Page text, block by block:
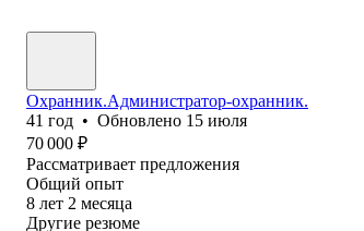
Охранник.Администратор-охранник.
41 год • Обновлено 15 июля
70 000 ₽
Рассматривает предложения
Общий опыт
8 лет 2 месяца
Другие резюме